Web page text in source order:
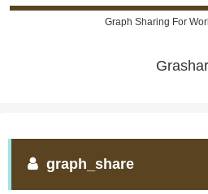
Graph Sharing For
Grashar
graph_share